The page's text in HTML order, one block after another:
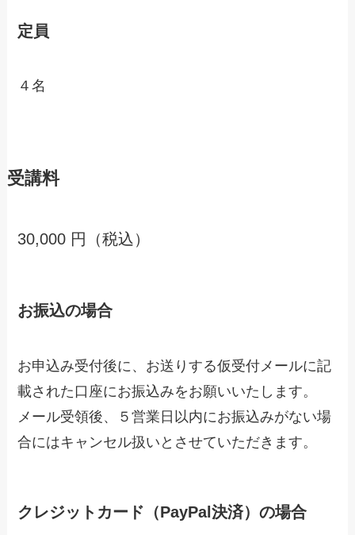
定員
４名
受講料
30,000 円（税込）
お振込の場合
お申込み受付後に、お送りする仮受付メールに記
載された口座にお振込みをお願いいたします。
メール受領後、５営業日以内にお振込みがない場
合にはキャンセル扱いとさせていただきます。
クレジットカード（PayPal決済）の場合